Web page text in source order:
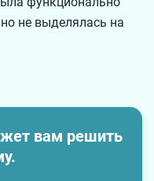
не выделялась на
вам решить